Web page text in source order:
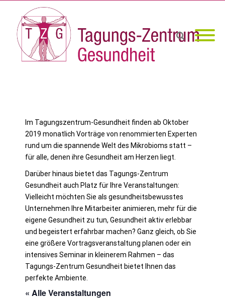
Im Tagungszentrum-Gesundheit finden ab Oktober
2019 monatlich Vorträge von renommierten Experten
rund um die spannende Welt des Mikrobioms statt –
für alle, denen ihre Gesundheit am Herzen liegt.
Darüber hinaus bietet das Tagungs-Zentrum
Gesundheit auch Platz für Ihre Veranstaltungen:
Vielleicht möchten Sie als gesundheitsbewusstes
Unternehmen Ihre Mitarbeiter animieren, mehr für die
eigene Gesundheit zu tun, Gesundheit aktiv erlebbar
und begeistert erfahrbar machen? Ganz gleich, ob Sie
eine größere Vortragsveranstaltung planen oder ein
intensives Seminar in kleinerem Rahmen – das
Tagungs-Zentrum Gesundheit bietet Ihnen das
perfekte Ambiente.
« Alle Veranstaltungen